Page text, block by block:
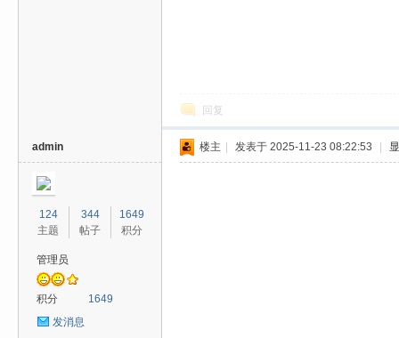
回复
admin
124
主题
344
帖子
1649
积分
管理员
积分
1649
发消息
楼主 发表于 2025-11-23 08:22:53